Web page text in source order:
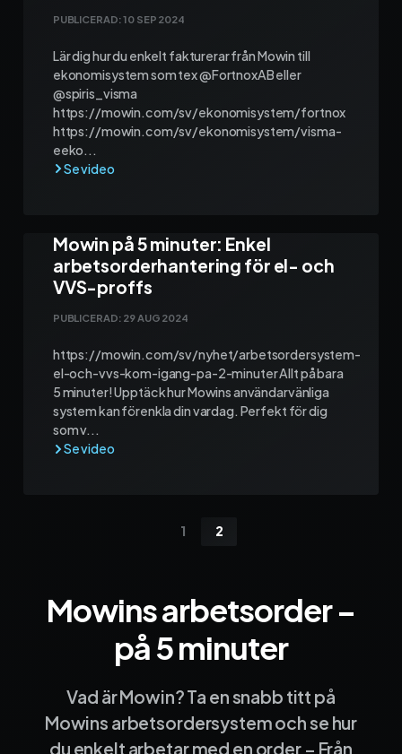
PUBLICERAD:10 SEP 2024
Lär dig hur du enkelt fakturerar från Mowin till
ekonomisystem som tex @FortnoxAB eller
@spiris_visma
https://mowin.com/sv/ekonomisystem/fortnox
https://mowin.com/sv/ekonomisystem/visma-
eeko...
Mowin på 5 minuter: Enkel
arbetsorderhantering för el- och
VVS-proffs
PUBLICERAD: 29 AUG 2024
https://mowin.com/sv/nyhet/arbetsordersystem-
el-och-vvs-kom-igang-pa-2-minuter Allt på bara
5 minuter! Upptäck hur Mowins användarvänliga
system kan förenkla din vardag. Perfekt för dig
som v...
1 2
Mowins arbetsorder –
på 5 minuter
Vad är Mowin? Ta en snabb titt på
Mowins arbetsordersystem och se hur
du enkelt arbetar med en order – Från